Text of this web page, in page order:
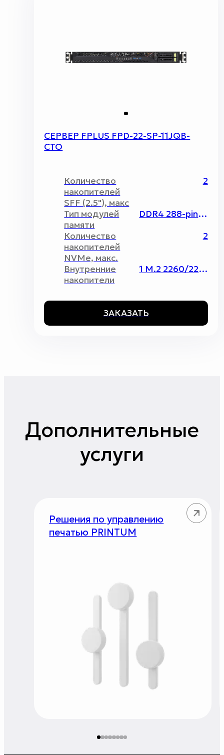
СЕРВЕР FPLUS FPD-22-SP-11JQB-
CTO
Количество
накопителей
SFF (2.5"), макс
2
Тип модулей
памяти
DDR4 288-pin ECC/non-ECC UDIMM
Количество
накопителей
NVMe, макс.
2
Внутренние
накопители
1 M.2 2260/2280/22110
ЗАКАЗАТЬ
Дополнительные
услуги
Решения по управлению
печатью PRINTUM